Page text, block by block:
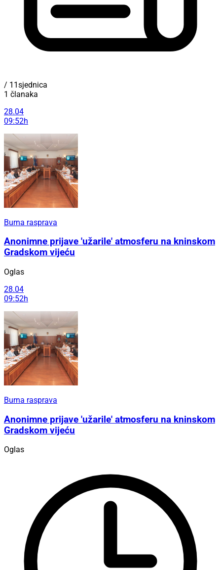
/ 11sjednica
1 članaka
28.04
09:52h
Burna rasprava
Anonimne prijave 'užarile' atmosferu na kninskom
Gradskom vijeću
Oglas
28.04
09:52h
Burna rasprava
Anonimne prijave 'užarile' atmosferu na kninskom
Gradskom vijeću
Oglas